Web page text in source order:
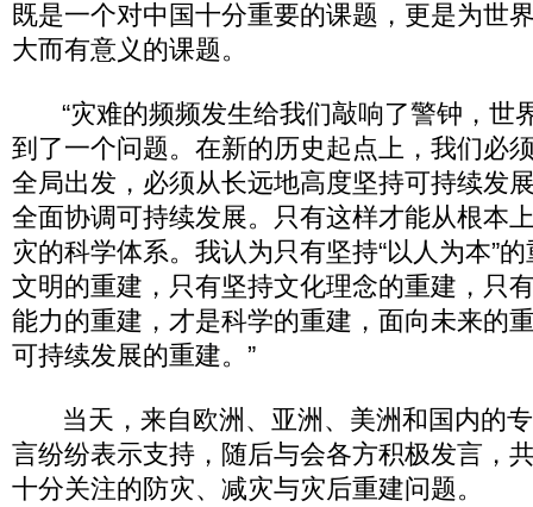
既是一个对中国十分重要的课题，更是为世
大而有意义的课题。
“灾难的频频发生给我们敲响了警钟，世
到了一个问题。在新的历史起点上，我们必
全局出发，必须从长远地高度坚持可持续发
全面协调可持续发展。只有这样才能从根本
灾的科学体系。我认为只有坚持“以人为本”
文明的重建，只有坚持文化理念的重建，只
能力的重建，才是科学的重建，面向未来的
可持续发展的重建。”
当天，来自欧洲、亚洲、美洲和国内的专
言纷纷表示支持，随后与会各方积极发言，
十分关注的防灾、减灾与灾后重建问题。